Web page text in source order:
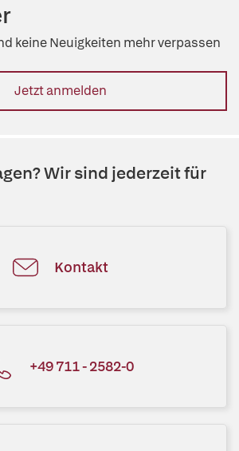
keine Neuigkeiten mehr verpassen
Jetzt anmelden
Wir sind jederzeit für
Kontakt
+49 711 - 2582-0